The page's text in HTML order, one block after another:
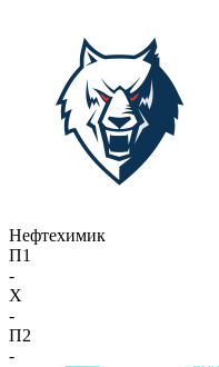
Нефтехимик
П1
-
X
-
П2
-